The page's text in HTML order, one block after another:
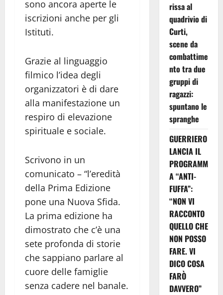
sono ancora aperte le
iscrizioni anche per gli
Istituti.
Grazie al linguaggio
filmico l’idea degli
organizzatori è di dare
alla manifestazione un
respiro di elevazione
spirituale e sociale.
Scrivono in un
comunicato – “l’eredità
della Prima Edizione
pone una Nuova Sfida.
La prima edizione ha
dimostrato che c’è una
sete profonda di storie
che sappiano parlare al
cuore delle famiglie
senza cadere nel banale.
rissa al
quadrivio di
Curti,
scene da
combattime
nto tra due
gruppi di
ragazzi:
spuntano le
spranghe
GUERRIERO
LANCIA IL
PROGRAMM
A “ANTI-
FUFFA”:
“NON VI
RACCONTO
QUELLO CHE
NON POSSO
FARE. VI
DICO COSA
FARÒ
DAVVERO”